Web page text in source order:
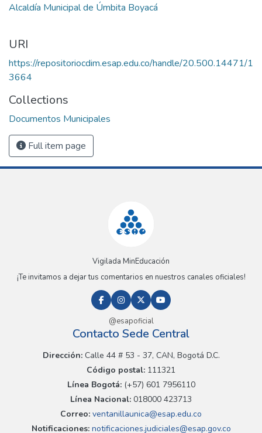
Alcaldía Municipal de Úmbita Boyacá
URI
https://repositoriocdim.esap.edu.co/handle/20.500.14471/1
3664
Collections
Documentos Municipales
Full item page
Vigilada MinEducación
¡Te invitamos a dejar tus comentarios en nuestros canales oficiales!
@esapoficial
Contacto Sede Central
Dirección:Calle 44 # 53 - 37, CAN, Bogotá D.C.
Código postal: 111321
Línea Bogotá:(+57) 601 7956110
Línea Nacional: 018000 423713
Correo: ventanillaunica@esap.edu.co
Notificaciones:notificaciones.judiciales@esap.gov.co